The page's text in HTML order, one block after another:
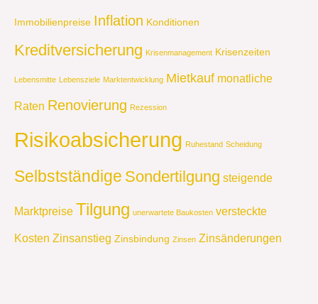
Immobilienpreise Inflation Konditionen
Kreditversicherung Krisenmanagement Krisenzeiten
Lebensmitte Lebensziele Marktentwicklung Mietkauf monatliche
Raten Renovierung Rezession
Risikoabsicherung Ruhestand Scheidung
Selbstständige Sondertilgung steigende
Marktpreise Tilgung unerwartete Baukosten versteckte
Kosten Zinsanstieg Zinsbindung Zinsen Zinsänderungen